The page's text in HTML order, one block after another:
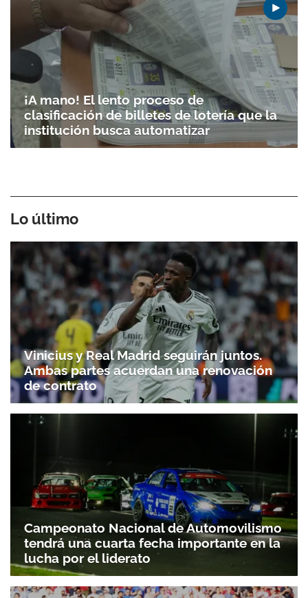
¡A mano! El lento proceso de
clasificación de billetes de lotería que la
institución busca automatizar
Lo último
Vinicius y Real Madrid seguirán juntos.
Ambas partes acuerdan una renovación
de contrato
Campeonato Nacional de Automovilismo
tendrá una cuarta fecha importante en la
lucha por el liderato